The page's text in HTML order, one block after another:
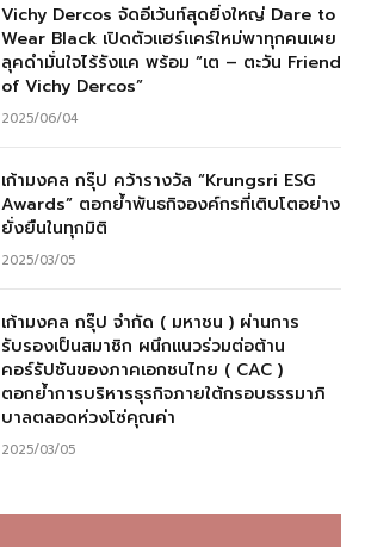
Vichy Dercos จัดอีเว้นท์สุดยิ่งใหญ่ Dare to
Wear Black เปิดตัวแฮร์แคร์ใหม่พาทุกคนเผย
ลุคดำมั่นใจไร้รังแค พร้อม “เต – ตะวัน Friend
of Vichy Dercos”
2025/06/04
เก้ามงคล กรุ๊ป คว้ารางวัล “Krungsri ESG
Awards” ตอกย้ำพันธกิจองค์กรที่เติบโตอย่าง
ยั่งยืนในทุกมิติ
2025/03/05
เก้ามงคล กรุ๊ป จำกัด ( มหาชน ) ผ่านการ
รับรองเป็นสมาชิก ผนึกแนวร่วมต่อต้าน
คอร์รัปชันของภาคเอกชนไทย ( CAC )
ตอกย้ำการบริหารธุรกิจภายใต้กรอบธรรมาภิ
บาลตลอดห่วงโซ่คุณค่า
2025/03/05